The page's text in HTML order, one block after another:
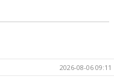
2026-08-06 09:11